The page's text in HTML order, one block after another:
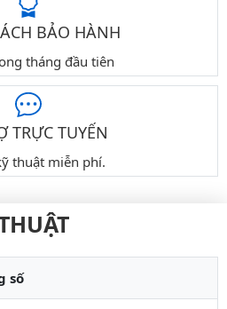
BẢO HÀNH
tháng đầu tiên
TRỰC TUYẾN
thuật miễn phí.
số